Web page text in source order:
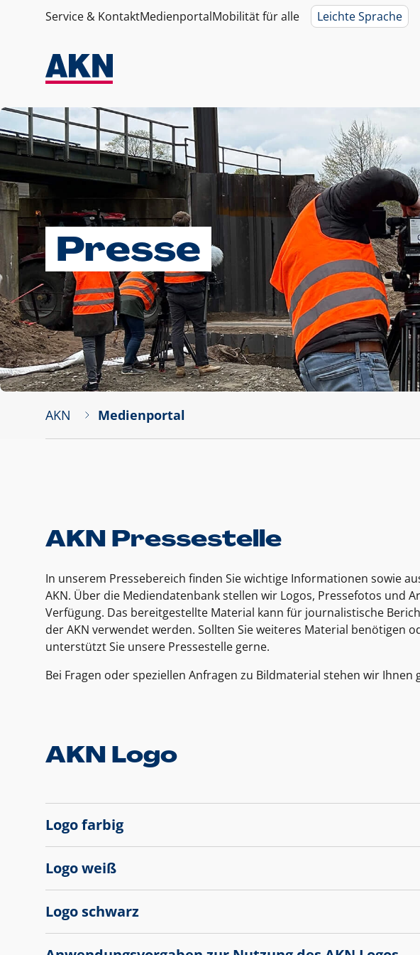
Service & KontaktMedienportalMobilität für alle Leichte Sprache
Presse
AKN Medienportal
AKN Pressestelle
In unserem Pressebereich finden Sie wichtige Informationen sowie
AKN. Über die Mediendatenbank stellen wir Logos, Pressefotos und
Verfügung. Das bereitgestellte Material kann für journalistische
der AKN verwendet werden. Sollten Sie weiteres Material benötigen
unterstützt Sie unsere Pressestelle gerne.
Bei Fragen oder speziellen Anfragen zu Bildmaterial stehen wir Ihnen
AKN Logo
Logo farbig
Logo weiß
Logo schwarz